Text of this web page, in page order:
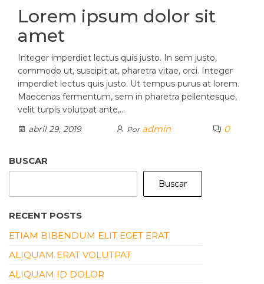
Lorem ipsum dolor sit
amet
Integer imperdiet lectus quis justo. In sem justo,
commodo ut, suscipit at, pharetra vitae, orci. Integer
imperdiet lectus quis justo. Ut tempus purus at lorem.
Maecenas fermentum, sem in pharetra pellentesque,
velit turpis volutpat ante,…
abril 29, 2019
Por admin 0
BUSCAR
Buscar
RECENT POSTS
ETIAM BIBENDUM ELIT EGET ERAT
ALIQUAM ERAT VOLUTPAT
ALIQUAM ID DOLOR